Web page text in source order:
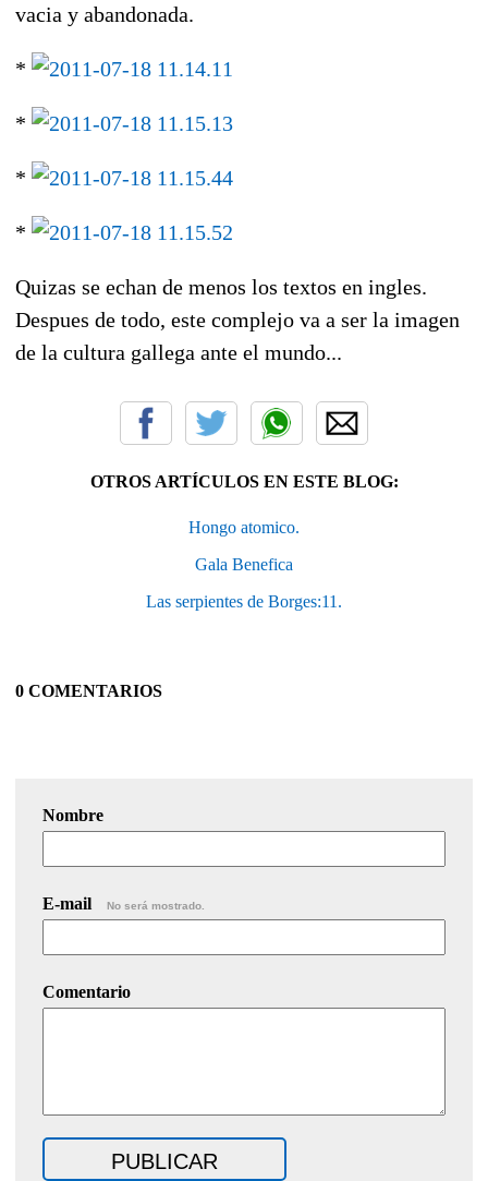
vacia y abandonada.
*
*
*
*
Quizas se echan de menos los textos en ingles.
Despues de todo, este complejo va a ser la imagen
de la cultura gallega ante el mundo...
OTROS ARTÍCULOS EN ESTE BLOG:
Hongo atomico.
Gala Benefica
Las serpientes de Borges:11.
0 COMENTARIOS
Nombre
E-mail No será mostrado.
Comentario